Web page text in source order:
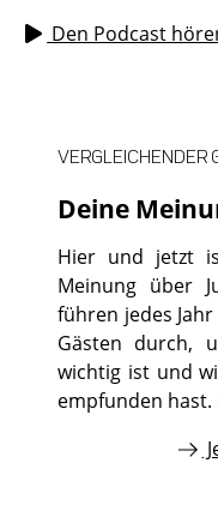
Den Podcast
Deine
VERGLEICHENDER
Hier und jetzt
Meinung über
führen jedes
Gästen durch,
wichtig ist und
empfunden